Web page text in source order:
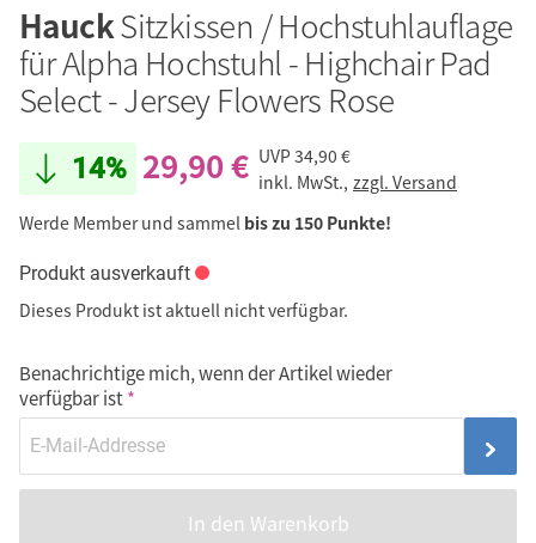
HauckSitzkissen / Hochstuhlauflage
für Alpha Hochstuhl - Highchair Pad
Select - Jersey Flowers Rose
14% 29,90 € UVP34,90 €
inkl. MwSt., zzgl. Versand
Werde Member und sammel bis zu 150 Punkte!
Produkt ausverkauft
Dieses Produkt ist aktuell nicht verfügbar.
Benachrichtige mich, wenn der Artikel wieder
verfügbar ist
In den Warenkorb